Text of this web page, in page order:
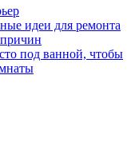
идеи для ремонта
под ванной, чтобы